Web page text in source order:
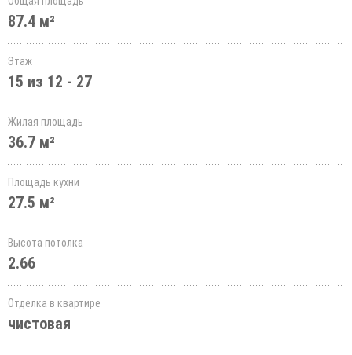
87.4 м²
Этаж
15 из 12 - 27
Жилая площадь
36.7 м²
Площадь кухни
27.5 м²
Высота потолка
2.66
Отделка в квартире
чистовая